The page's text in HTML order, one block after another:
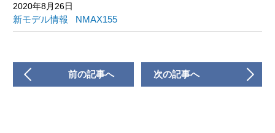
2020年8月26日
新モデル情報 NMAX155
前の記事へ 次の記事へ